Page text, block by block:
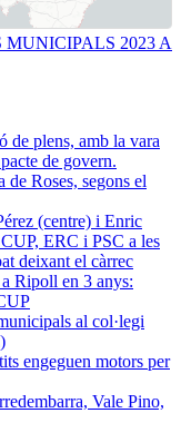
MUNICIPALS 2023 A
de Roses, segons el
Ripoll en 3 anys:
engeguen motors per